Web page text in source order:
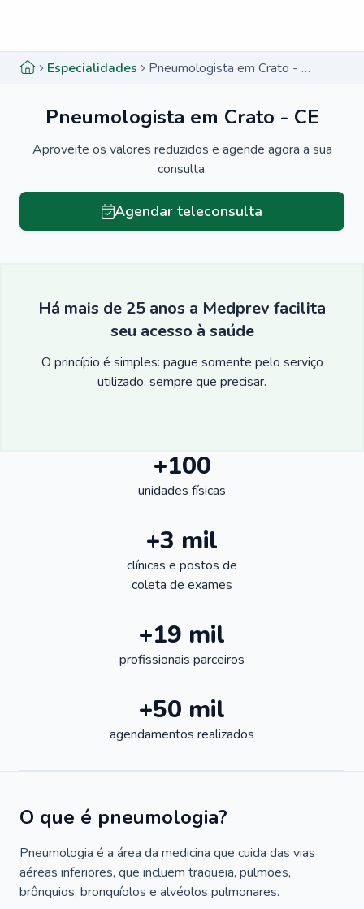
Especialidades Pneumologista em Crato - CE
Pneumologista em Crato - CE
Aproveite os valores reduzidos e agende agora a sua
consulta.
Agendar teleconsulta
Há mais de 25 anos a Medprev facilita
seu acesso à saúde
O princípio é simples: pague somente pelo serviço
utilizado, sempre que precisar.
+100
unidades físicas
+3 mil
clínicas e postos de
coleta de exames
+19 mil
profissionais parceiros
+50 mil
agendamentos realizados
O que é pneumologia?
Pneumologia é a área da medicina que cuida das vias
aéreas inferiores, que incluem traqueia, pulmões,
brônquios, bronquíolos e alvéolos pulmonares.